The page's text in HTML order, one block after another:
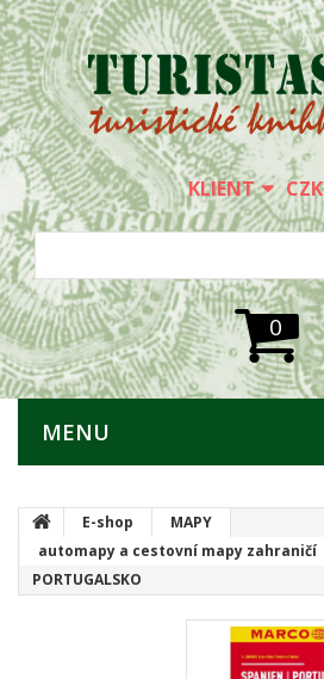
KLIENT CZK
0
MENU
E-shop
MAPY
automapy a cestovní mapy zahraničí
PORTUGALSKO